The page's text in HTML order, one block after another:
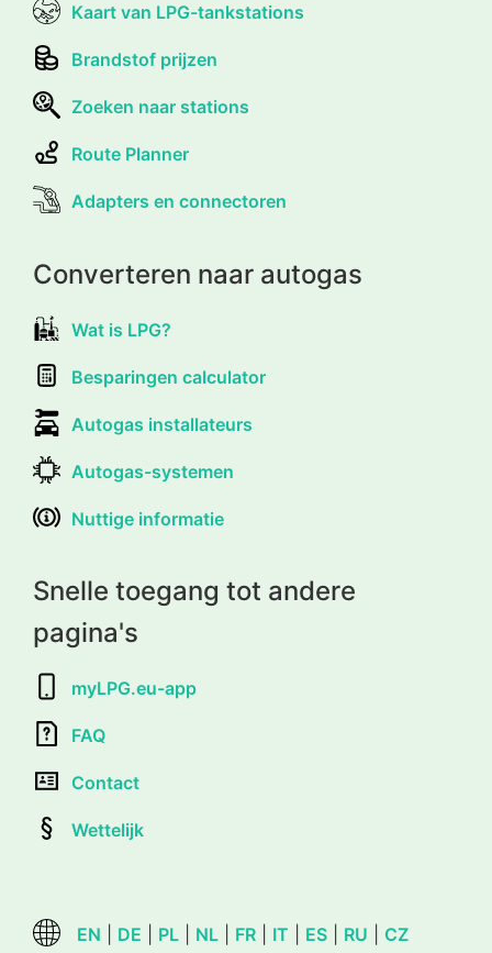
Kaart van LPG-tankstations
Brandstof prijzen
Zoeken naar stations
Route Planner
Adapters en connectoren
Converteren naar autogas
Wat is LPG?
Besparingen calculator
Autogas installateurs
Autogas-systemen
Nuttige informatie
Snelle toegang tot andere
pagina's
myLPG.eu-app
FAQ
Contact
Wettelijk
EN DE PL NL FR IT ES RU CZ